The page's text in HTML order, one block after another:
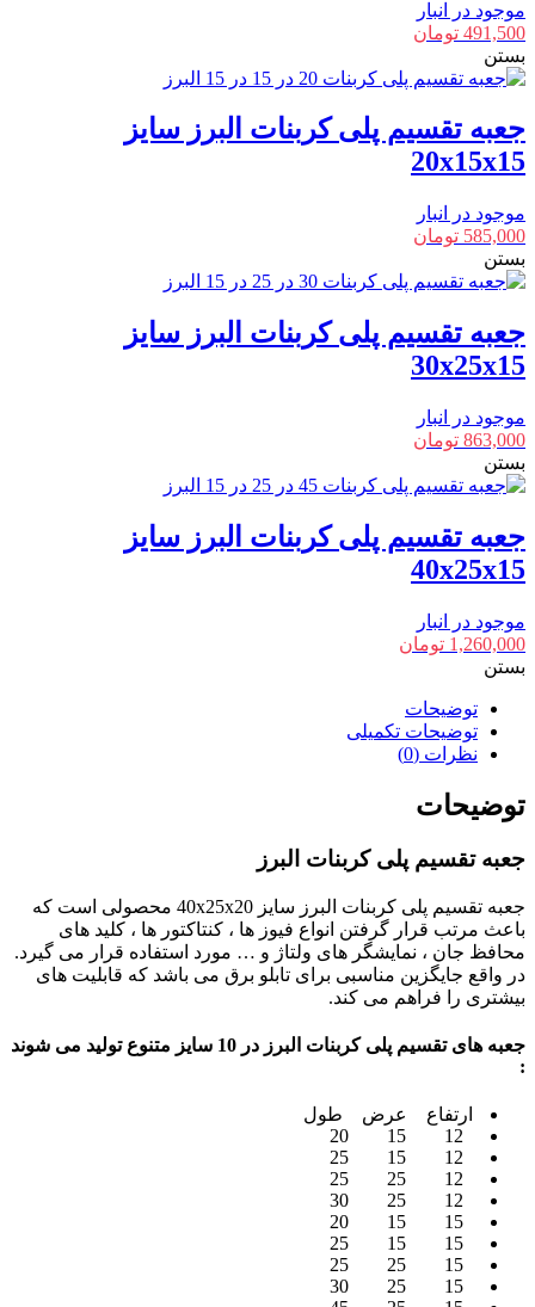
موجود در انبار
491,500 تومان
بستن
جعبه تقسیم پلی کربنات البرز سایز
20x15x15
موجود در انبار
585,000 تومان
بستن
جعبه تقسیم پلی کربنات البرز سایز
30x25x15
موجود در انبار
863,000 تومان
بستن
جعبه تقسیم پلی کربنات البرز سایز
40x25x15
موجود در انبار
1,260,000 تومان
بستن
توضیحات
توضیحات تکمیلی
نظرات (0)
توضیحات
جعبه تقسیم پلی کربنات البرز
جعبه تقسیم پلی کربنات البرز سایز 40x25x20 محصولی است که
باعث مرتب قرار گرفتن انواع فیوز ها ، کنتاکتور ها ، کلید های
محافظ جان ، نمایشگر های ولتاژ و … مورد استفاده قرار می گیرد.
در واقع جایگزین مناسبی برای تابلو برق می باشد که قابلیت های
بیشتری را فراهم می کند.
جعبه های تقسیم پلی کربنات البرز در 10 سایز متنوع تولید می شوند
:
ارتفاع عرض طول